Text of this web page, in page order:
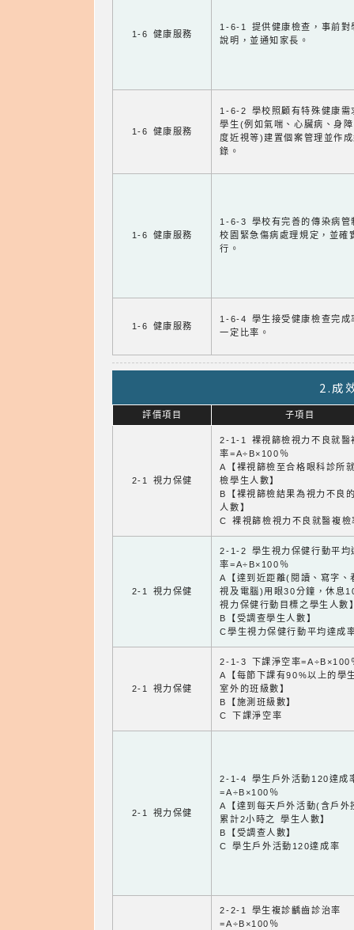
1-6 健康服務
1-6-1 提供健康檢查，事前對
說明，並通知家長。
1-6 健康服務
1-6-2 學校照顧有特殊健康需
學生(例如氣喘、心臟病、身
度近視等)建置個案管理並作
錄。
1-6 健康服務
1-6-3 學校有完善的傳染病管
校園緊急傷病處理規定，並確
行。
1-6 健康服務
1-6-4 學生接受健康檢查完成
一定比率。
2.成
評價項目 子項目
2-1 視力保健
2-1-1 裸視篩檢視力不良就醫
率=A÷B×100％
A【裸視篩檢至合格眼科診所
檢學生人數】
B【裸視篩檢結果為視力不良
人數】
C 裸視篩檢視力不良就醫複檢
2-1 視力保健
2-1-2 學生視力保健行動平均
率=A÷B×100％
A【達到近距離(閱讀、寫字、
視及電腦)用眼30分鐘，休息
視力保健行動目標之學生人數
B【受調查學生人數】
C學生視力保健行動平均達成
2-1 視力保健
2-1-3 下課淨空率=A÷B×100
A【每節下課有90%以上的學
室外的班級數】
B【施測班級數】
C 下課淨空率
2-1 視力保健
2-1-4 學生戶外活動120達成
=A÷B×100％
A【達到每天戶外活動(含戶外
累計2小時之 學生人數】
B【受調查人數】
C 學生戶外活動120達成率
2-2-1 學生複診齲齒診治率
=A÷B×100％